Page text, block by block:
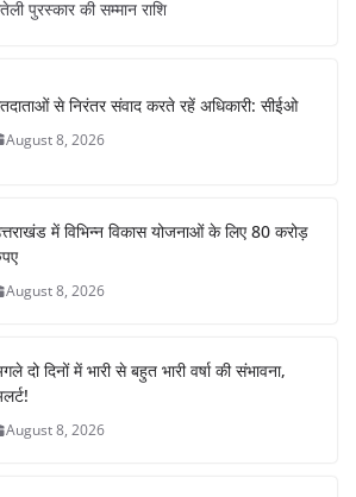
m n
पुरस्कार की सम्मान राशि
से निरंतर संवाद करते रहें अधिकारी: सीईओ
August 8, 2026
में विभिन्न विकास योजनाओं के लिए 80 करोड़
August 8, 2026
दो दिनों में भारी से बहुत भारी वर्षा की संभावना,
August 8, 2026